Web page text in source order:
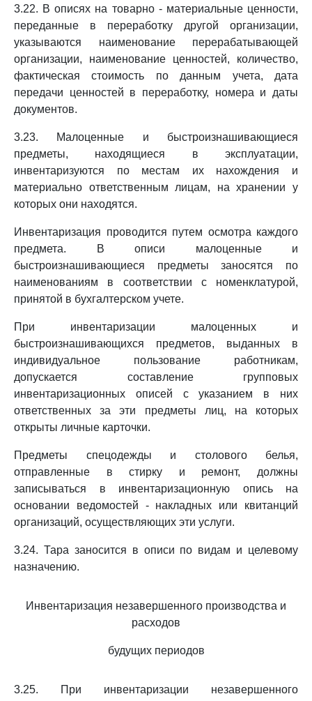
3.22. В описях на товарно - материальные ценности,
переданные в переработку другой организации,
указываются наименование перерабатывающей
организации, наименование ценностей, количество,
фактическая стоимость по данным учета, дата
передачи ценностей в переработку, номера и даты
документов.
3.23. Малоценные и быстроизнашивающиеся
предметы, находящиеся в эксплуатации,
инвентаризуются по местам их нахождения и
материально ответственным лицам, на хранении у
которых они находятся.
Инвентаризация проводится путем осмотра каждого
предмета. В описи малоценные и
быстроизнашивающиеся предметы заносятся по
наименованиям в соответствии с номенклатурой,
принятой в бухгалтерском учете.
При инвентаризации малоценных и
быстроизнашивающихся предметов, выданных в
индивидуальное пользование работникам,
допускается составление групповых
инвентаризационных описей с указанием в них
ответственных за эти предметы лиц, на которых
открыты личные карточки.
Предметы спецодежды и столового белья,
отправленные в стирку и ремонт, должны
записываться в инвентаризационную опись на
основании ведомостей - накладных или квитанций
организаций, осуществляющих эти услуги.
3.24. Тара заносится в описи по видам и целевому
назначению.
Инвентаризация незавершенного производства и
расходов
будущих периодов
3.25. При инвентаризации незавершенного